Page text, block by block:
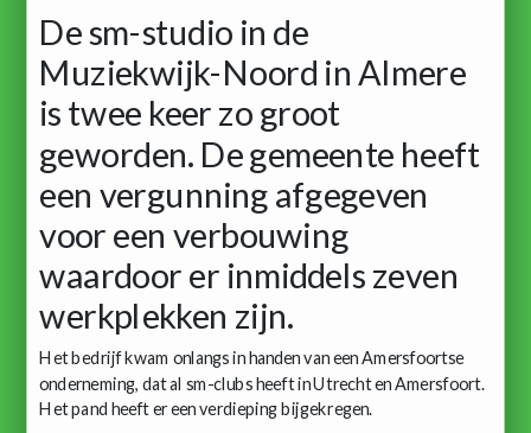
De sm-studio in de
Muziekwijk-Noord in Almere
is twee keer zo groot
geworden. De gemeente heeft
een vergunning afgegeven
voor een verbouwing
waardoor er inmiddels zeven
werkplekken zijn.
Het bedrijf kwam onlangs in handen van een Amersfoortse
onderneming, dat al sm-clubs heeft in Utrecht en Amersfoort.
Het pand heeft er een verdieping bijgekregen.